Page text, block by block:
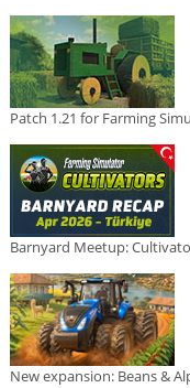
Patch 1.21 for Farming
Barnyard Meetup:
New expansion: Beans &